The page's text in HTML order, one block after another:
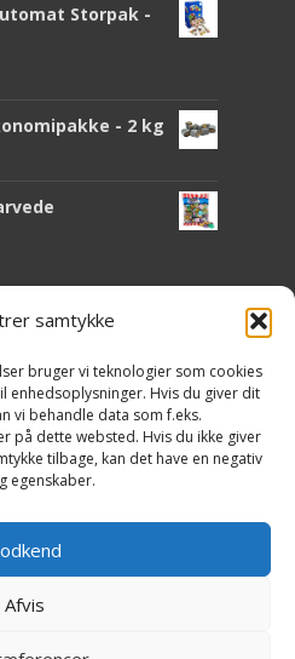
samtykke
bruger vi teknologier som cookies
enhedsoplysninger. Hvis du giver dit
vi behandle data som f.eks.
på dette websted. Hvis du ikke giver
tilbage, kan det have en negativ
egenskaber.
Afvis
Storpak -
- 2 kg
- 92 gram
gram